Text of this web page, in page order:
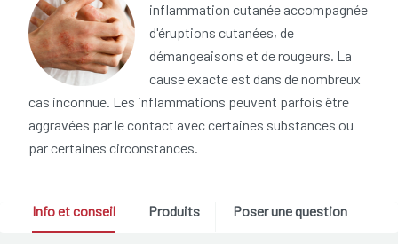
inflammation cutanée accompagnée
d'éruptions cutanées, de
démangeaisons et de rougeurs. La
cause exacte est dans de nombreux
cas inconnue. Les inflammations peuvent parfois être
aggravées par le contact avec certaines substances ou
par certaines circonstances.
Info et conseil Produits Poser une question